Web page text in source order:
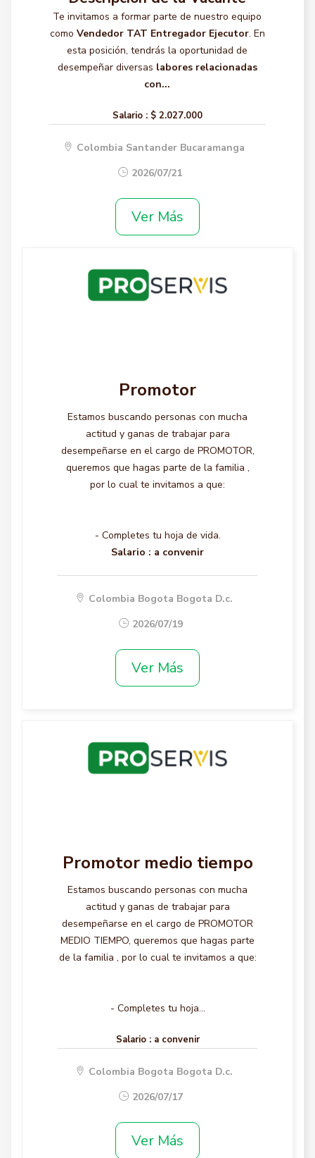
Te invitamos a formar parte de nuestro equipo
como Vendedor TAT Entregador Ejecutor. En
esta posición, tendrás la oportunidad de
desempeñar diversas labores relacionadas
con...
Salario : $ 2.027.000
Colombia Santander Bucaramanga
2026/07/21
Ver Más
Promotor
Estamos buscando personas con mucha
actitud y ganas de trabajar para
desempeñarse en el cargo de PROMOTOR,
queremos que hagas parte de la familia ,
por lo cual te invitamos a que:
- Completes tu hoja de vida.
Salario : a convenir
Colombia Bogota Bogota D.c.
2026/07/19
Ver Más
Promotor medio tiempo
Estamos buscando personas con mucha
actitud y ganas de trabajar para
desempeñarse en el cargo de PROMOTOR
MEDIO TIEMPO, queremos que hagas parte
de la familia , por lo cual te invitamos a que:
- Completes tu hoja...
Salario : a convenir
Colombia Bogota Bogota D.c.
2026/07/17
Ver Más